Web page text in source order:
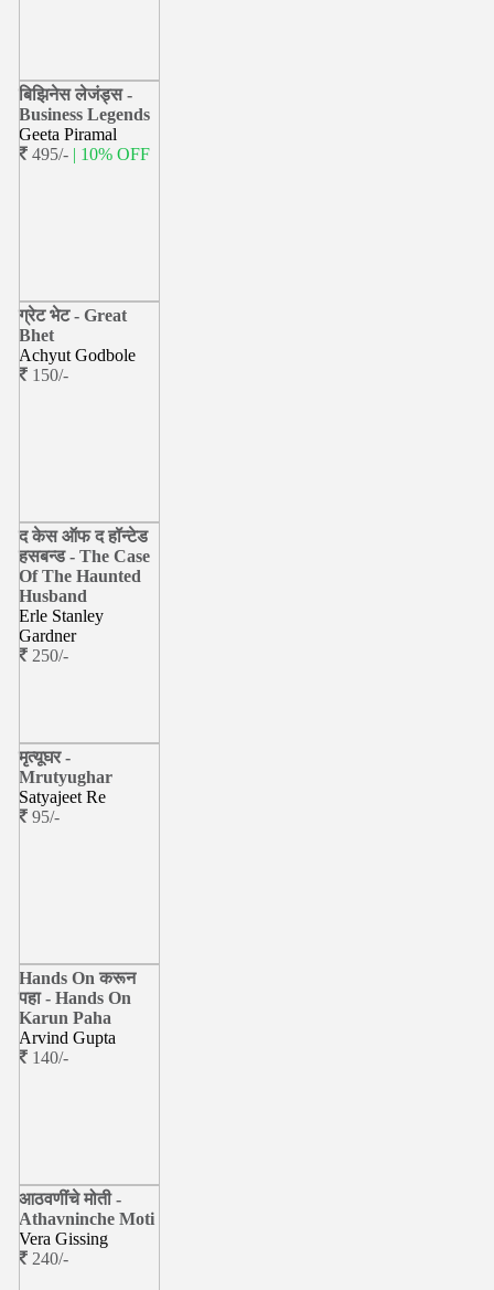
बिझिनेस लेजंड्स -
Business Legends
Geeta Piramal
495/- | 10% OFF
ग्रेट भेट - Great
Bhet
Achyut Godbole
150/-
द केस ऑफ द हॉन्टेड
हसबन्ड - The Case
Of The Haunted
Husband
Erle Stanley
Gardner
250/-
मृत्यूघर -
Mrutyughar
Satyajeet Re
95/-
Hands On करून
पहा - Hands On
Karun Paha
Arvind Gupta
140/-
आठवणींचे मोती -
Athavninche Moti
Vera Gissing
240/-